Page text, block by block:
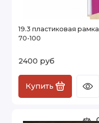
19.3 пластиковая рамка
70-100
2400 руб
Купить